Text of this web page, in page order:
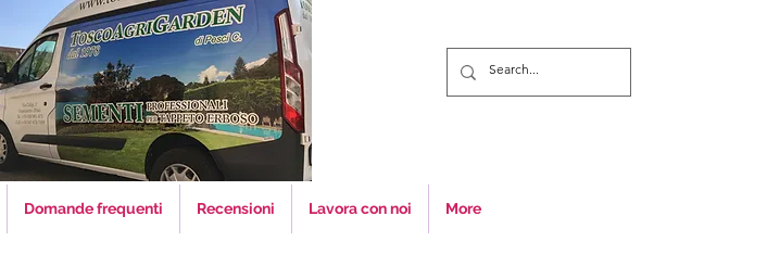
Domande frequenti Recensioni Lavora con noi More